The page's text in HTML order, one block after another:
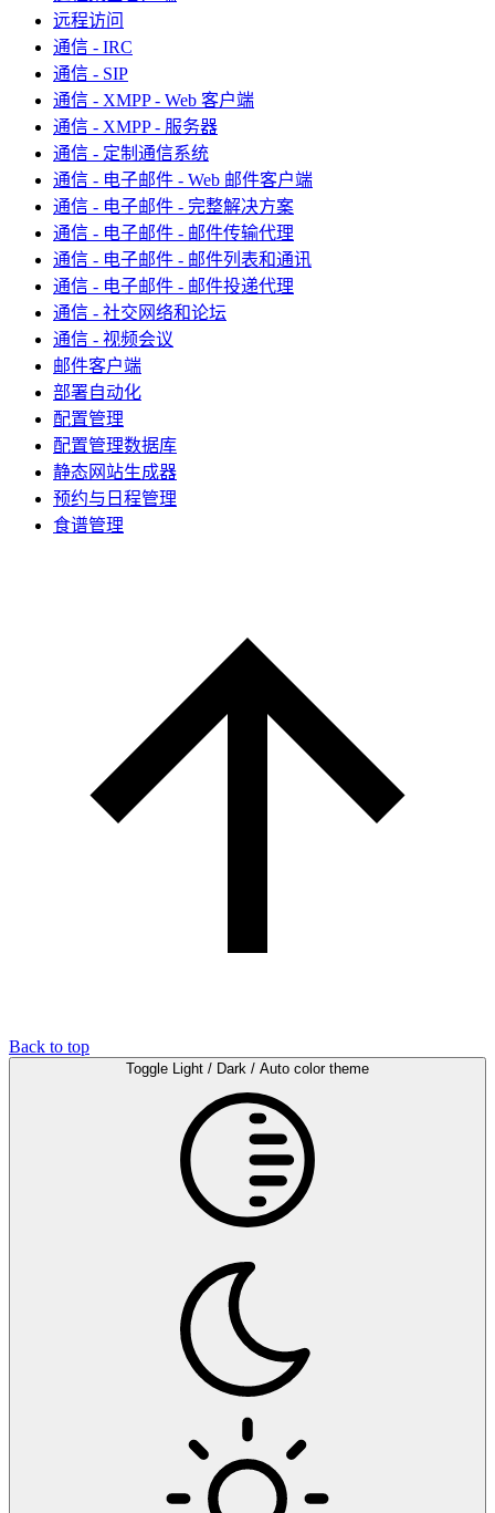
远程访问
通信 - IRC
通信 - SIP
通信 - XMPP - Web 客户端
通信 - XMPP - 服务器
通信 - 定制通信系统
通信 - 电子邮件 - Web 邮件客户端
通信 - 电子邮件 - 完整解决方案
通信 - 电子邮件 - 邮件传输代理
通信 - 电子邮件 - 邮件列表和通讯
通信 - 电子邮件 - 邮件投递代理
通信 - 社交网络和论坛
通信 - 视频会议
邮件客户端
部署自动化
配置管理
配置管理数据库
静态网站生成器
预约与日程管理
食谱管理
Back to top
Toggle Light / Dark / Auto color theme